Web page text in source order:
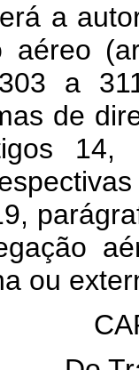
a
aéreo
a
de
ou